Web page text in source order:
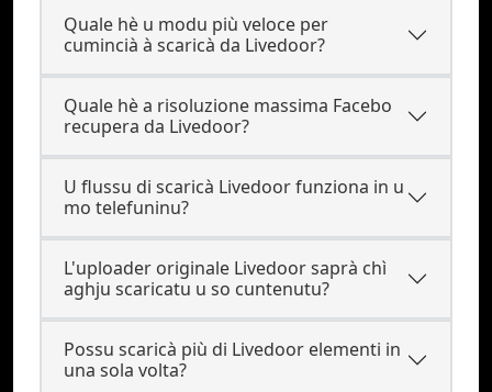
Quale hè u modu più veloce per
cumincià à scaricà da Livedoor?
Quale hè a risoluzione massima Facebo
recupera da Livedoor?
U flussu di scaricà Livedoor funziona in u
mo telefuninu?
L'uploader originale Livedoor saprà chì
aghju scaricatu u so cuntenutu?
Possu scaricà più di Livedoor elementi in
una sola volta?